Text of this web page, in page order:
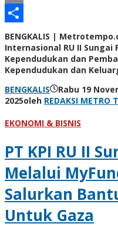
Email
Share
BENGKALIS |
Internasional RU II
Kependudukan dan
Kependudukan dan
BENGKALIS
Rabu 19
2025oleh REDAKSI METRO
EKONOMI & BISNIS
PT KPI RU II
Melalui
Salurkan
Untuk Gaza